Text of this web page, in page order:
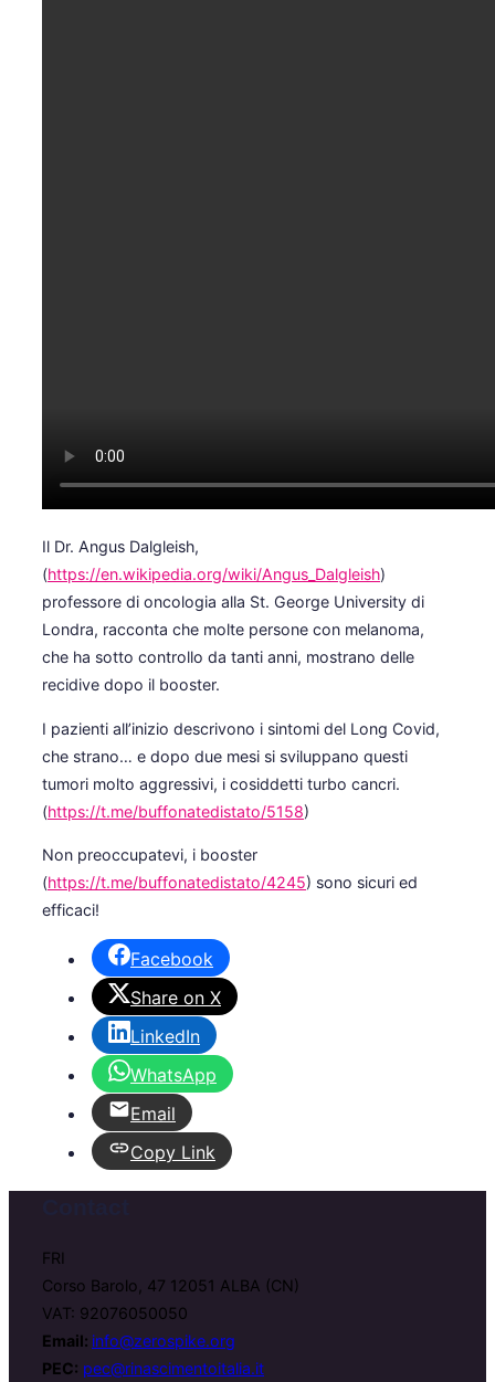
Il Dr. Angus Dalgleish,
(https://en.wikipedia.org/wiki/Angus_Dalgleish)
professore di oncologia alla St. George University di
Londra, racconta che molte persone con melanoma,
che ha sotto controllo da tanti anni, mostrano delle
recidive dopo il booster.
I pazienti all’inizio descrivono i sintomi del Long Covid,
che strano… e dopo due mesi si sviluppano questi
tumori molto aggressivi, i cosiddetti turbo cancri.
(https://t.me/buffonatedistato/5158)
Non preoccupatevi, i booster
(https://t.me/buffonatedistato/4245) sono sicuri ed
efficaci!
Facebook
Share on X
LinkedIn
WhatsApp
Email
Copy Link
FRI
Corso Barolo, 47 12051 ALBA (CN)
VAT: 92076050050
Email: info@zerospike.org
PEC: pec@rinascimentoitalia.it